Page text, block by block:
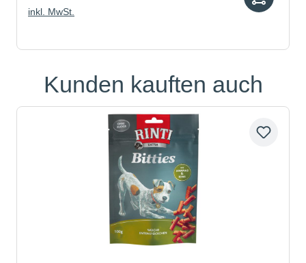
inkl. MwSt.
Produktgalerie überspringen
Kunden kauften auch